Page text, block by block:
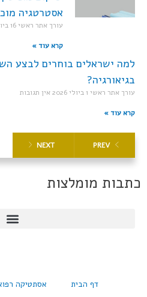
אסטרטגיה
עורך אתר ראשי16 ביולי 2026
קרא עוד »
למה ישראלים בוחרים לבצע
בגיאורגיה?
עורך אתר ראשי 1 ביולי 2026 אין תגובות
קרא עוד »
PREV
NEXT
כתבות מומלצות
דף הבית אסתטיקה